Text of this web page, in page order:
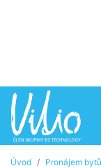
Úvod Pronájem bytů